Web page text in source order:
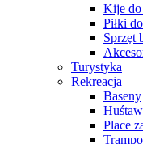
Kije do
Piłki
Sprzęt
Turystyka
Rekreacja
Baseny
Place